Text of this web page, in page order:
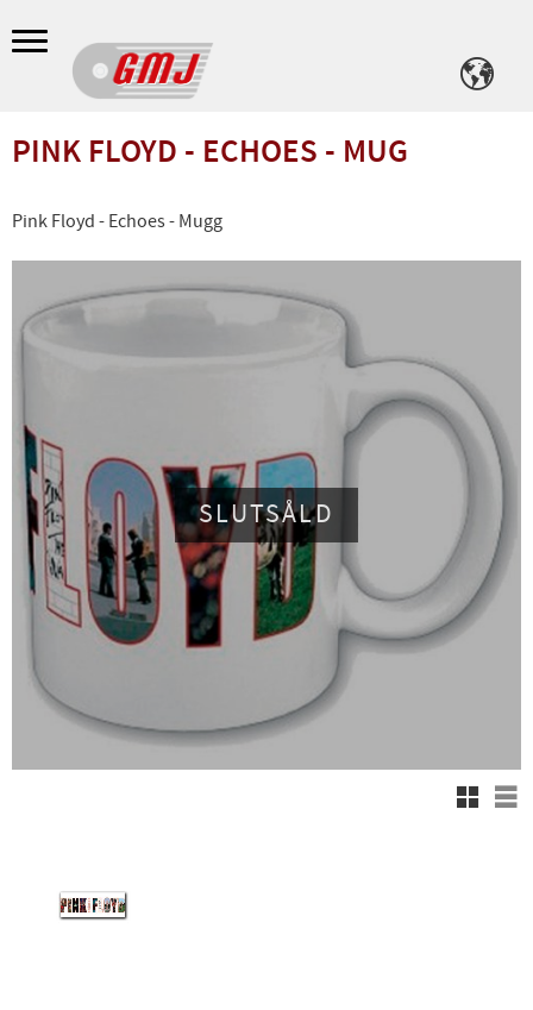
Meny
PINK FLOYD - ECHOES - MUG
Pink Floyd - Echoes - Mugg
SLUTSÅLD